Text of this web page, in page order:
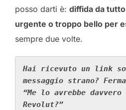
posso darti è: diffida da
urgente o troppo bello per
sempre due volte.
Hai ricevuto un link
messaggio strano?
“Me lo avrebbe
Revolut?”